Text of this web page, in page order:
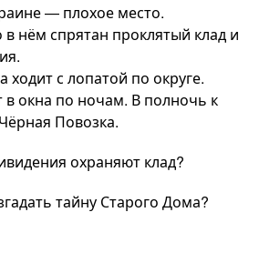
— плохое место.
в нём спрятан проклятый клад и
ходит с лопатой по округе.
в окна по ночам. В полночь к
Повозка.
охраняют клад?
тайну Старого Дома?